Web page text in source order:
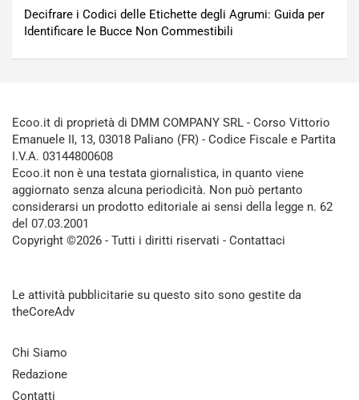
Decifrare i Codici delle Etichette degli Agrumi: Guida per
Identificare le Bucce Non Commestibili
Ecoo.it di proprietà di DMM COMPANY SRL - Corso Vittorio
Emanuele II, 13, 03018 Paliano (FR) - Codice Fiscale e Partita
I.V.A. 03144800608
Ecoo.it non è una testata giornalistica, in quanto viene
aggiornato senza alcuna periodicità. Non può pertanto
considerarsi un prodotto editoriale ai sensi della legge n. 62
del 07.03.2001
Copyright ©2026 - Tutti i diritti riservati - Contattaci
Le attività pubblicitarie su questo sito sono gestite da
theCoreAdv
Chi Siamo
Redazione
Contatti